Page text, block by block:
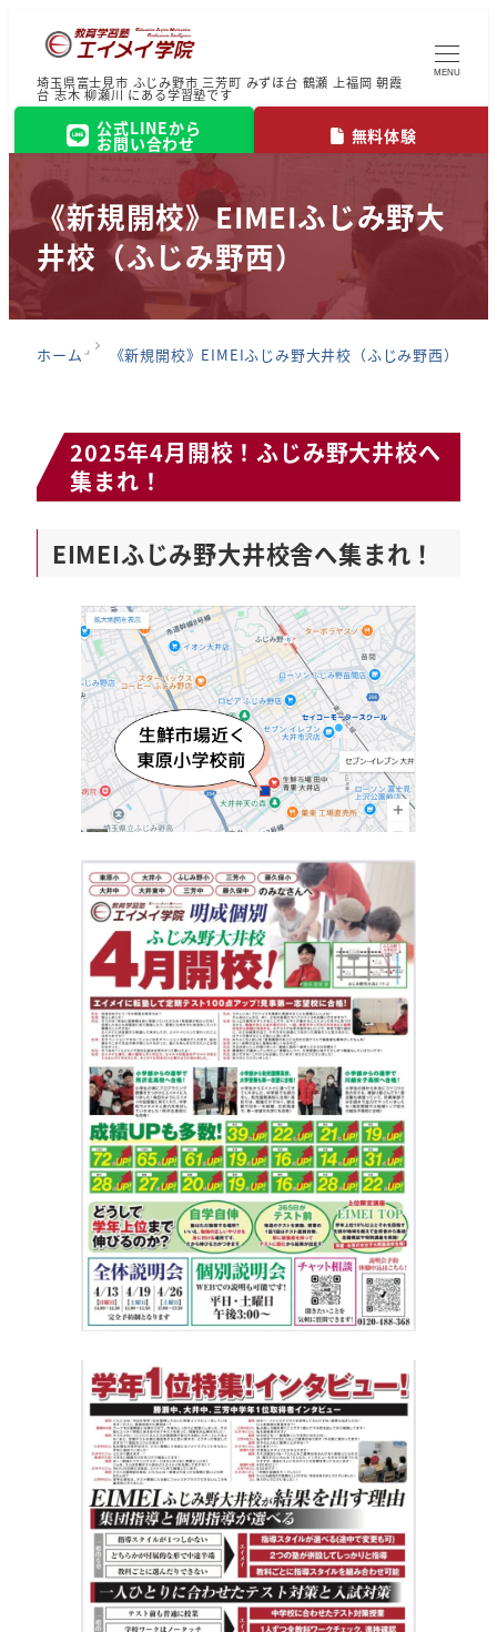
埼玉県富士見市 ふじみ野市 三芳町 みずほ台 鶴瀬 上福岡 朝霞
台 志木 柳瀬川 にある学習塾です
公式LINEから
お問い合わせ 無料体験
MENU
《新規開校》EIMEIふじみ野大
井校（ふじみ野西）
ホーム 《新規開校》EIMEIふじみ野大井校（ふじみ野西）
2025年4月開校！ふじみ野大井校へ
集まれ！
EIMEIふじみ野大井校舎へ集まれ！